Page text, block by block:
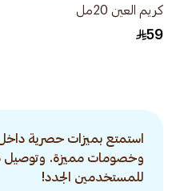
كريم العين 20مل
59
استمتع بميزات حصرية
وخصومات مميزة. وتوصيل
للمستخدمين الجدد!